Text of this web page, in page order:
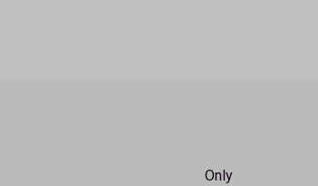
Only